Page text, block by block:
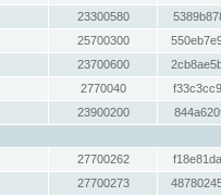
23300580
25700300
23700600
2770040
23900200
27700262
27700273